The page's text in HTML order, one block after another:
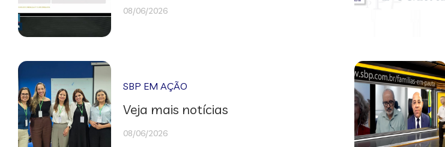
08/06/2026
SBP EM AÇÃO
Veja mais notícias
08/06/2026